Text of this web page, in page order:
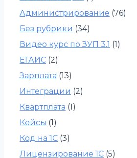
Администрирование (76)
Без рубрики (34)
Видео курс по ЗУП 3.1 (1)
ЕГАИС (2)
Зарплата (13)
Интеграции (2)
Квартплата (1)
Кейсы (1)
Код на 1С (3)
Лицензирование 1С (5)